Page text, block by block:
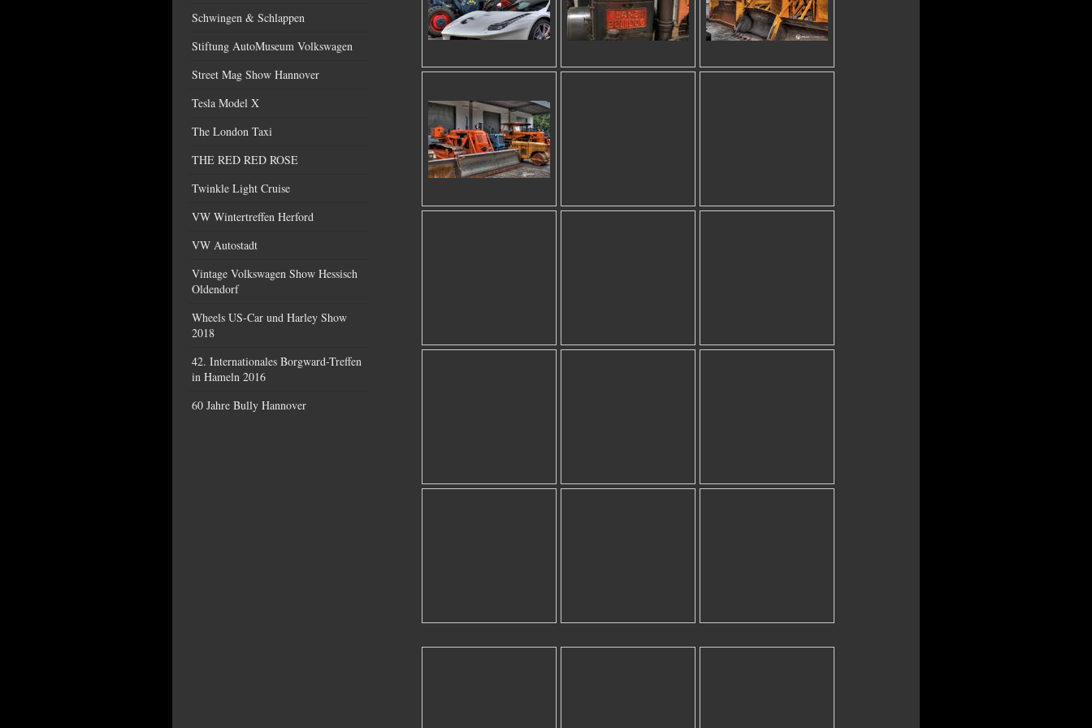
Schwingen & Schlappen
Stiftung AutoMuseum Volkswagen
Street Mag Show Hannover
Tesla Model X
The London Taxi
THE RED RED ROSE
Twinkle Light Cruise
VW Wintertreffen Herford
VW Autostadt
Vintage Volkswagen Show Hessisch
Oldendorf
Wheels US-Car und Harley Show
2018
42. Internationales Borgward-Treffen
in Hameln 2016
60 Jahre Bully Hannover